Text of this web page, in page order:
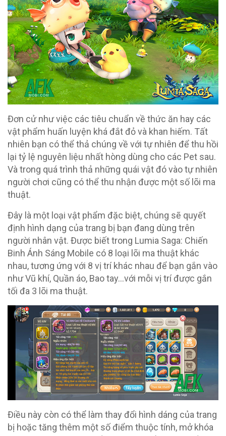
Đơn cử như việc các tiêu chuẩn về thức ăn hay các
vật phẩm huấn luyện khá đắt đỏ và khan hiếm. Tất
nhiên bạn có thể thả chúng về với tự nhiên để thu hồi
lại tỷ lệ nguyên liệu nhất hòng dùng cho các Pet sau.
Và trong quá trình thả những quái vật đó vào tự nhiên
người chơi cũng có thể thu nhận được một số lõi ma
thuật.
Đây là một loại vật phẩm đặc biệt, chúng sẽ quyết
định hình dạng của trang bị bạn đang dùng trên
người nhân vật. Được biết trong Lumia Saga: Chiến
Binh Ánh Sáng Mobile có 8 loại lõi ma thuật khác
nhau, tương ứng với 8 vị trí khác nhau để bạn gắn vào
như Vũ khí, Quần áo, Bao tay…với mỗi vị trí được gắn
tối đa 3 lõi ma thuật.
Điều này còn có thể làm thay đổi hình dáng của trang
bị hoặc tăng thêm một số điểm thuộc tính, mở khóa